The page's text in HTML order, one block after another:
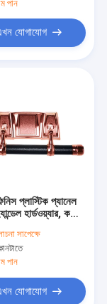
পান
যোগাযোগ
প্লাস্টিক প্যানেল
হার্ডওয়্যার, কফিন
সাপেক্ষে
পান
যোগাযোগ